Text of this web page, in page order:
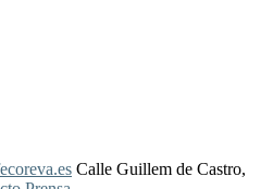
Calle Guillem de Castro,